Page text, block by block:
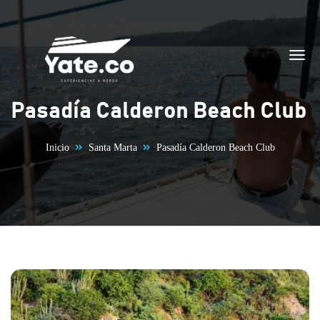
Saltar al contenido
Pasadía Calderon Beach Club
Inicio Santa Marta Pasadía Calderon Beach Club